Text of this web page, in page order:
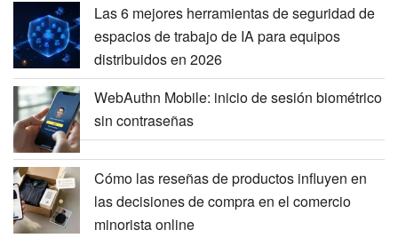
Las 6 mejores herramientas de seguridad de
espacios de trabajo de IA para equipos
distribuidos en 2026
WebAuthn Mobile: inicio de sesión biométrico
sin contraseñas
Cómo las reseñas de productos influyen en
las decisiones de compra en el comercio
minorista online